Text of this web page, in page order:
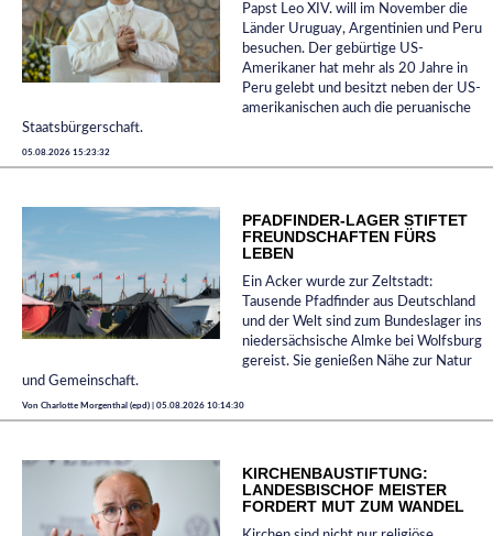
Papst Leo XIV. will im November die
Länder Uruguay, Argentinien und Peru
besuchen. Der gebürtige US-
Amerikaner hat mehr als 20 Jahre in
Peru gelebt und besitzt neben der US-
amerikanischen auch die peruanische
Staatsbürgerschaft.
05.08.2026 15:23:32
PFADFINDER-LAGER STIFTET
FREUNDSCHAFTEN FÜRS
LEBEN
Ein Acker wurde zur Zeltstadt:
Tausende Pfadfinder aus Deutschland
und der Welt sind zum Bundeslager ins
niedersächsische Almke bei Wolfsburg
gereist. Sie genießen Nähe zur Natur
und Gemeinschaft.
Von Charlotte Morgenthal (epd) | 05.08.2026 10:14:30
KIRCHENBAUSTIFTUNG:
LANDESBISCHOF MEISTER
FORDERT MUT ZUM WANDEL